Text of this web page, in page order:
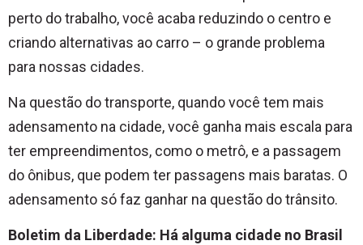
perto do trabalho, você acaba reduzindo o centro e
criando alternativas ao carro – o grande problema
para nossas cidades.
Na questão do transporte, quando você tem mais
adensamento na cidade, você ganha mais escala para
ter empreendimentos, como o metrô, e a passagem
do ônibus, que podem ter passagens mais baratas. O
adensamento só faz ganhar na questão do trânsito.
Boletim da Liberdade: Há alguma cidade no Brasil